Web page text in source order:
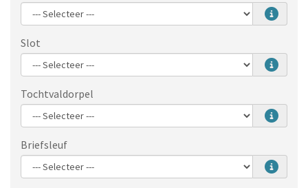
Slot
Tochtvaldorpel
Briefsleuf